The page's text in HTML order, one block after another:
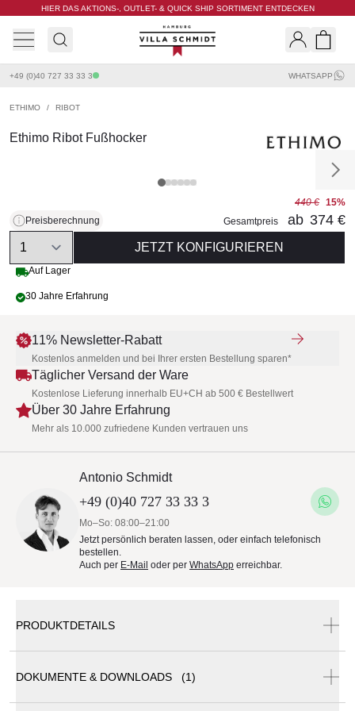
HIER DAS AKTIONS-, OUTLET- & QUICK SHIP SORTIMENT ENTDECKEN
Villa Schmidt
+49 (0)40 727 33 33 3 WHATSAPP
ETHIMO / RIBOT
Ethimo Ribot Fußhocker
Preisberechnung
440 € 15%
Gesamtpreis
ab 374 €
Quantity
JETZT KONFIGURIEREN
Auf Lager
30 Jahre Erfahrung
11% Newsletter-Rabatt
Kostenlos anmelden und bei Ihrer ersten Bestellung sparen*
Täglicher Versand der Ware
Kostenlose Lieferung innerhalb EU+CH ab 500 € Bestellwert
Über 30 Jahre Erfahrung
Mehr als 10.000 zufriedene Kunden vertrauen uns
Antonio Schmidt
+49 (0)40 727 33 33 3
Mo–So: 08:00–21:00
Jetzt persönlich beraten lassen, oder einfach telefonisch
bestellen.
Auch per E-Mail oder per WhatsApp erreichbar.
PRODUKTDETAILS
DOKUMENTE & DOWNLOADS (1)